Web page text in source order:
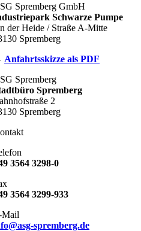
Spremberg GmbH
Schwarze Pumpe
der Heide / Straße A-Mitte
Spremberg
Anfahrtsskizze als PDF
Spremberg
Spremberg
2
Spremberg
3564 3298-0
3564 3299-933
Mail
spremberg.de